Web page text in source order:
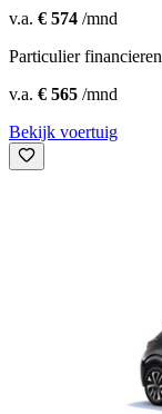
v.a. € 574 /mnd
Particulier financieren
v.a. € 565 /mnd
Bekijk voertuig